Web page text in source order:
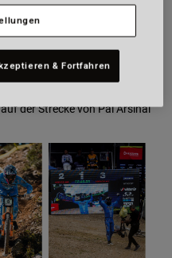
noch gesund sein
wussten nicht, ob jemand
den Weltmeisterschaften in
auf einer Welle reiten
in Andorra zum ersten Mal
der Strecke von Pal Arsinal
& Fortfahren